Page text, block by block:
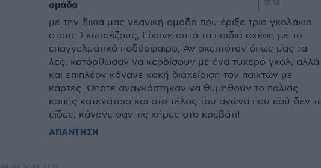
ομάδα
15:18
με την δικιά μας νεανική ομάδα που έριξε τρια γκολάκια
στους Σκωτσέζους; Είχανε αυτά τα παιδιά σχέση με το
επαγγελματικό ποδόσφαιρο; Αν σκεπτόταν όπως μας τα
λες, κατόρθωσαν να κερδίσουν με ένα τυχερό γκολ, αλλά
και επιπλέον κάνανε κακή διαχείριση τον παιχτών με
κάρτες. Οπότε αναγκάστηκαν να θυμηθούν το παλιάς
κοπής κατενάτσιο και στο τέλος του αγώνα που εσύ δεν
είδες, κάνανε σαν τις χήρες στο κρεβάτι!
ΑΠΑΝΤΗΣΗ